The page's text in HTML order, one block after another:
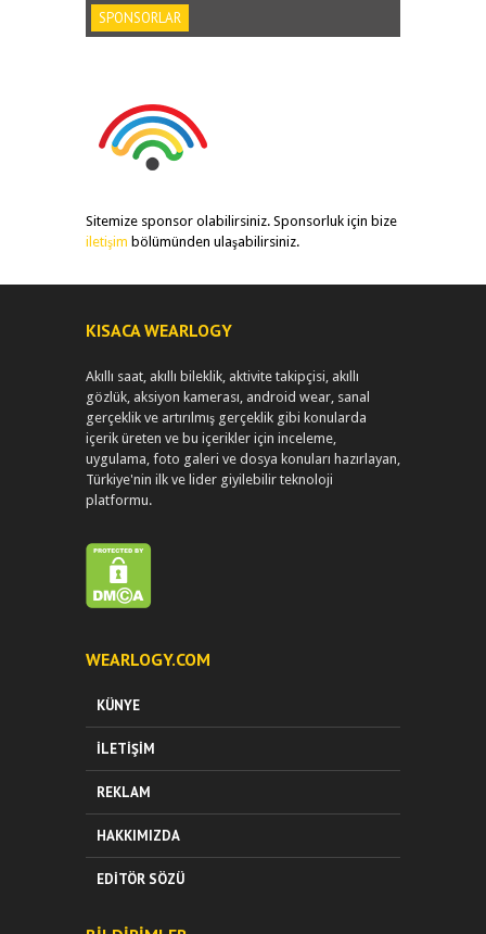
SPONSORLAR
Sitemize sponsor olabilirsiniz. Sponsorluk için bize
iletişim bölümünden ulaşabilirsiniz.
KISACA WEARLOGY
Akıllı saat, akıllı bileklik, aktivite takipçisi, akıllı
gözlük, aksiyon kamerası, android wear, sanal
gerçeklik ve artırılmış gerçeklik gibi konularda
içerik üreten ve bu içerikler için inceleme,
uygulama, foto galeri ve dosya konuları hazırlayan,
Türkiye'nin ilk ve lider giyilebilir teknoloji
platformu.
WEARLOGY.COM
KÜNYE
İLETIŞIM
REKLAM
HAKKIMIZDA
EDITÖR SÖZÜ